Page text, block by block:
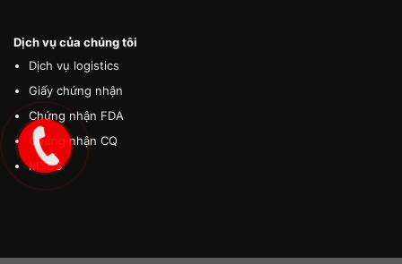
Dịch vụ của chúng tôi
Dịch vụ logistics
Giấy chứng nhận
Chứng nhận FDA
Chứng nhận CQ
MSDS